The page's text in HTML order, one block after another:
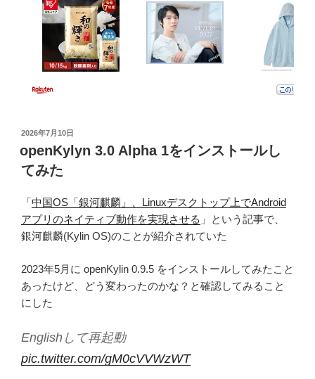
投
日:
2026年7月10日
openKylyn 3.0 Alpha 1をインストールし
てみた
「中国OS「銀河麒麟」、Linuxデスクトップ上でAndroid
アプリのネイティブ動作を実現させる 」という記事で、
銀河麒麟(Kylin OS)のことが紹介されていた
2023年5月に openKylin 0.9.5 をインストールしてみたこと
あったけど、どう変わったのかな？と確認してみること
にした
Englishして再起動
pic.twitter.com/gM0cVVWzWT